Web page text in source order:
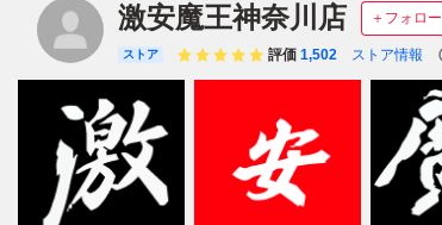
激安魔王神奈川店 ＋フォロー
ストア 評価 1,502 ストア情報